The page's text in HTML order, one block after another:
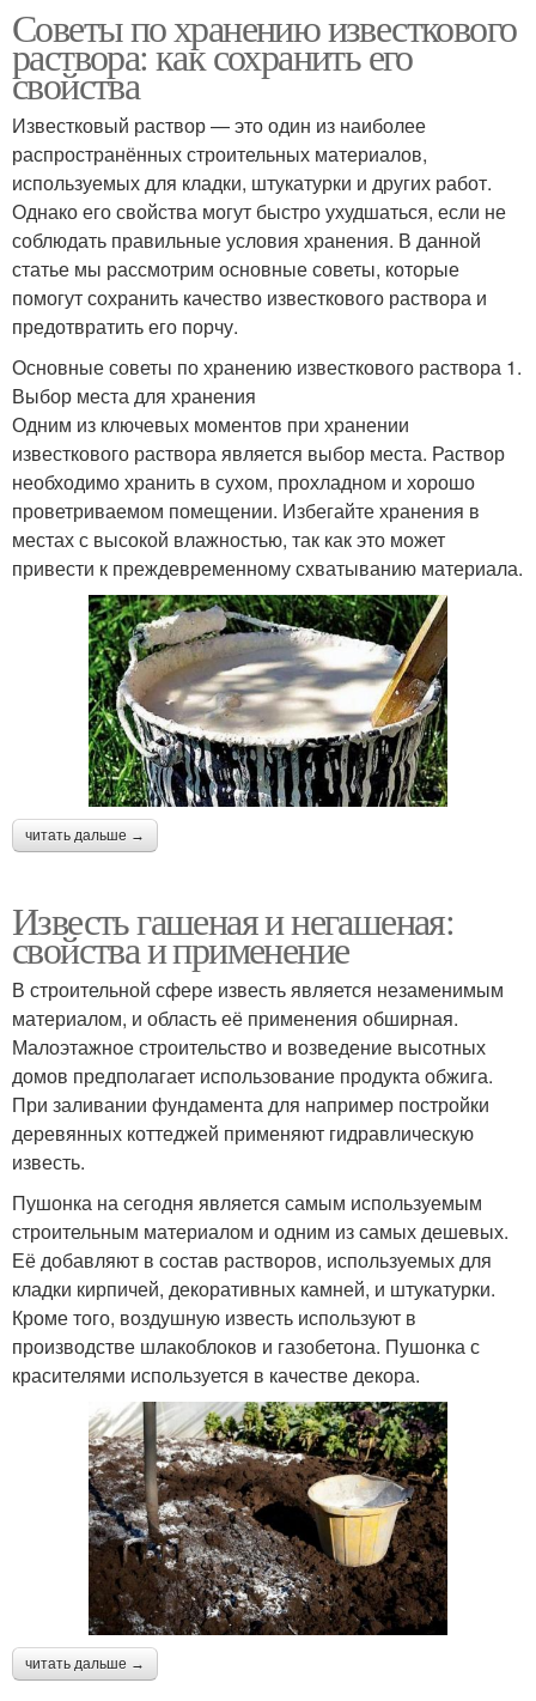
Советы по хранению известкового
раствора: как сохранить его
свойства
Известковый раствор — это один из наиболее
распространённых строительных материалов,
используемых для кладки, штукатурки и других работ.
Однако его свойства могут быстро ухудшаться, если не
соблюдать правильные условия хранения. В данной
статье мы рассмотрим основные советы, которые
помогут сохранить качество известкового раствора и
предотвратить его порчу.
Основные советы по хранению известкового раствора 1.
Выбор места для хранения
Одним из ключевых моментов при хранении
известкового раствора является выбор места. Раствор
необходимо хранить в сухом, прохладном и хорошо
проветриваемом помещении. Избегайте хранения в
местах с высокой влажностью, так как это может
привести к преждевременному схватыванию материала.
читать дальше →
Известь гашеная и негашеная:
свойства и применение
В строительной сфере известь является незаменимым
материалом, и область её применения обширная.
Малоэтажное строительство и возведение высотных
домов предполагает использование продукта обжига.
При заливании фундамента для например постройки
деревянных коттеджей применяют гидравлическую
известь.
Пушонка на сегодня является самым используемым
строительным материалом и одним из самых дешевых.
Её добавляют в состав растворов, используемых для
кладки кирпичей, декоративных камней, и штукатурки.
Кроме того, воздушную известь используют в
производстве шлакоблоков и газобетона. Пушонка с
красителями используется в качестве декора.
читать дальше →